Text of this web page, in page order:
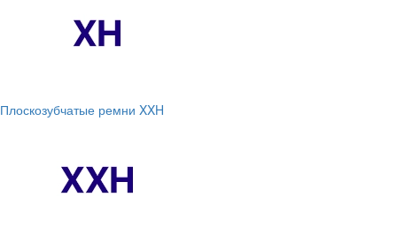
Плоскозубчатые ремни XXH